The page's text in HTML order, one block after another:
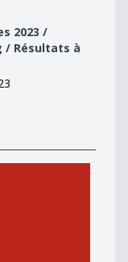
à 18h00
2023 /
/ Résultats à